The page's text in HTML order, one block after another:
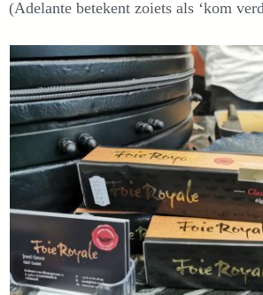
(Adelante betekent zoiets als ‘kom